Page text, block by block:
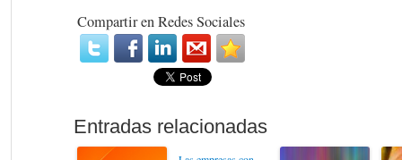
Compartir en Redes Sociales